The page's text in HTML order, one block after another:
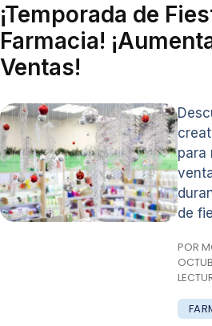
¡Temporada de
Farmacia!
Ventas!
para
de
POR